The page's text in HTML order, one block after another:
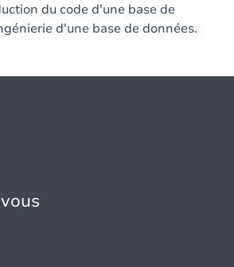
du code d'une base de
d'une base de données.